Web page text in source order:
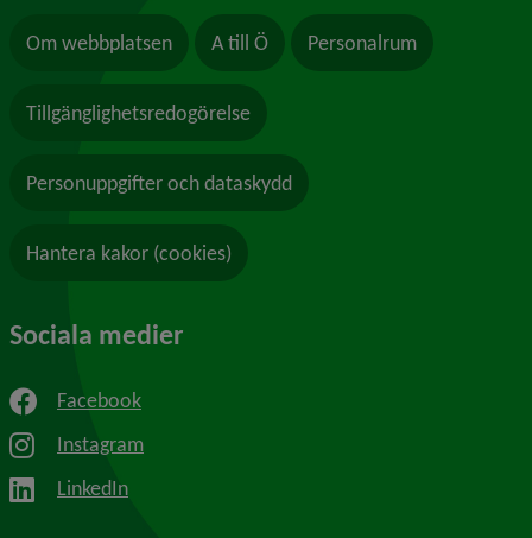
Om webbplatsen A till Ö Personalrum
Tillgänglighetsredogörelse
Personuppgifter och dataskydd
Hantera kakor (cookies)
Sociala medier
Facebook
Instagram
LinkedIn